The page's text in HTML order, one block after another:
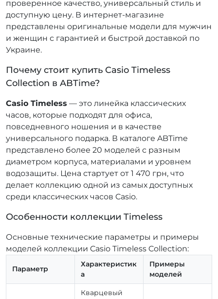
проверенное качество, универсальный стиль и
доступную цену. В интернет-магазине
представлены оригинальные модели для мужчин
и женщин с гарантией и быстрой доставкой по
Украине.
Почему стоит купить Casio Timeless
Collection в ABTime?
Casio Timeless — это линейка классических
часов, которые подходят для офиса,
повседневного ношения и в качестве
универсального подарка. В каталоге ABTime
представлено более 20 моделей с разным
диаметром корпуса, материалами и уровнем
водозащиты. Цена стартует от 1 470 грн, что
делает коллекцию одной из самых доступных
среди классических часов Casio.
Особенности коллекции Timeless
Основные технические параметры и примеры
моделей коллекции Casio Timeless Collection:
Параметр
Характеристик
а
Примеры
моделей
Кварцевый